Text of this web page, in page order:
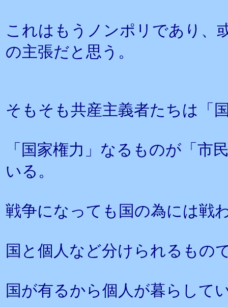
これはもうノンポリであり、
の主張だと思う。
そもそも共産主義者たちは「
「国家権力」なるものが「市
いる。
戦争になっても国の為には戦
国と個人など分けられるもの
国が有るから個人が暮らして